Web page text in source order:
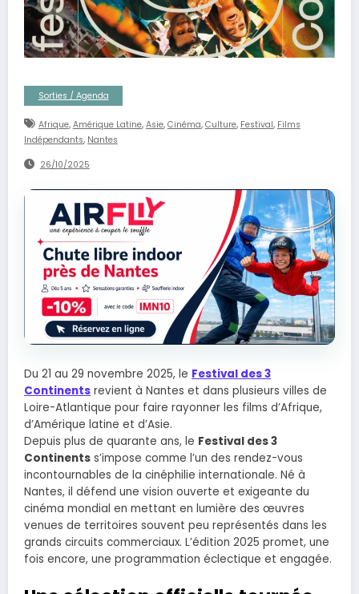
Sorties / Agenda
Afrique, Amérique Latine, Asie, Cinéma, Culture, Festival, Films
Indépendants, Nantes
26/10/2025
Du 21 au 29 novembre 2025, le Festival des 3
Continents revient à Nantes et dans plusieurs villes de
Loire-Atlantique pour faire rayonner les films d’Afrique,
d’Amérique latine et d’Asie.
Depuis plus de quarante ans, le Festival des 3
Continents s’impose comme l’un des rendez-vous
incontournables de la cinéphilie internationale. Né à
Nantes, il défend une vision ouverte et exigeante du
cinéma mondial en mettant en lumière des œuvres
venues de territoires souvent peu représentés dans les
grands circuits commerciaux. L’édition 2025 promet, une
fois encore, une programmation éclectique et engagée.